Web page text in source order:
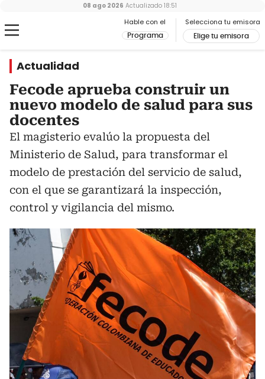
Hable con el
Programa
Selecciona tu emisora
Elige tu emisora
08 ago 2026 Actualizado 18:51
Actualidad
Fecode aprueba construir un
nuevo modelo de salud para sus
docentes
El magisterio evalúo la propuesta del
Ministerio de Salud, para transformar el
modelo de prestación del servicio de salud,
con el que se garantizará la inspección,
control y vigilancia del mismo.